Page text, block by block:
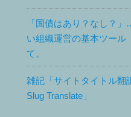
「国債はあり？なし？
い組織運営の基本ツール
て。
雑記「サイトタイトル翻
Slug Translate」